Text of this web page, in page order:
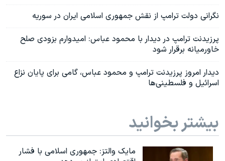
نگرانی دولت ترامپ از نقش جمهوری اسلامی ایران در سوریه
پرزیدنت ترامپ در دیدار با محمود عباس: امیدوارم بزودی صلح
خاورمیانه برقرار شود
دیدار امروز پرزیدنت ترامپ و محمود عباس، گامی برای پایان نزاع
اسرائیل و فلسطینی‌ها
بیشتر بخوانید
مایک والتز: جمهوری اسلامی با فشار